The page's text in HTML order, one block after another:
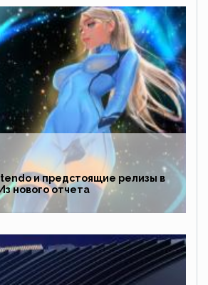
и предстоящие релизы в
нового отчета